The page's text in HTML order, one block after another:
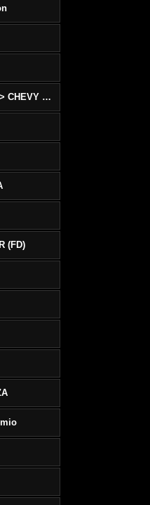
CHEVROLET > CHEVY SS
(FD)